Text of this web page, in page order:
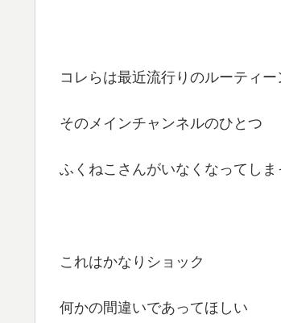
コレらは最近流行りのルーティ
そのメインチャンネルのひとつ
ふくねこさんがいなくなってしま
これはかなりショック
何かの間違いであってほしい